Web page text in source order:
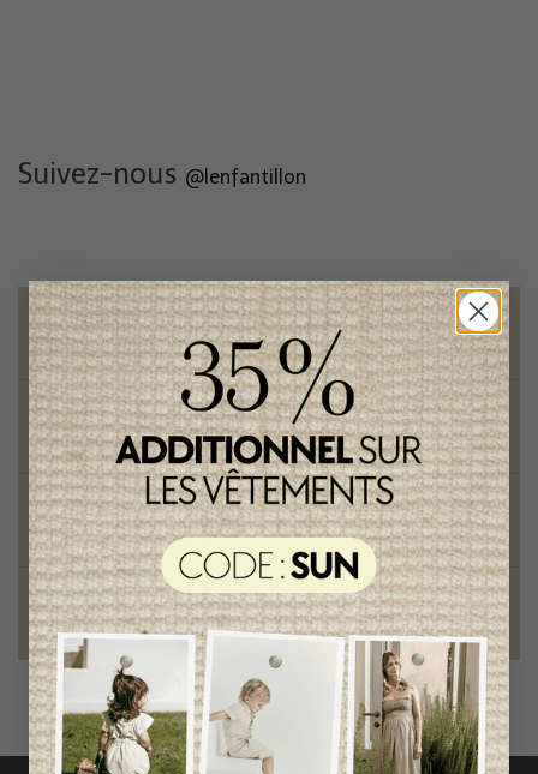
Suivez-nous @lenfantillon
Livraison gratuite
sur toute commande de 100 $ et plus
Vêtements chics et tendances
pour mamans et enfants
Style et élégance
qualité remarquable
Fondation des étoiles
fiers de collaborer à une bonne cause